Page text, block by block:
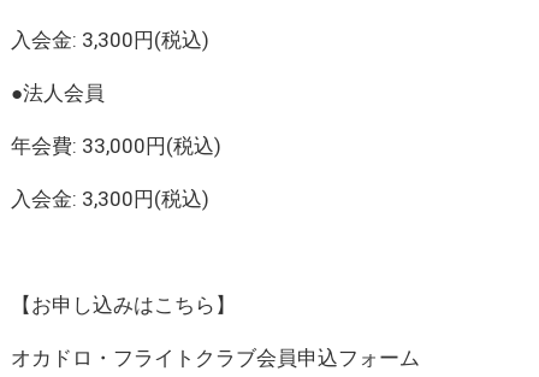
入会金: 3,300円(税込)
●法人会員
年会費: 33,000円(税込)
入会金: 3,300円(税込)
【お申し込みはこちら】
オカドロ・フライトクラブ会員申込フォーム